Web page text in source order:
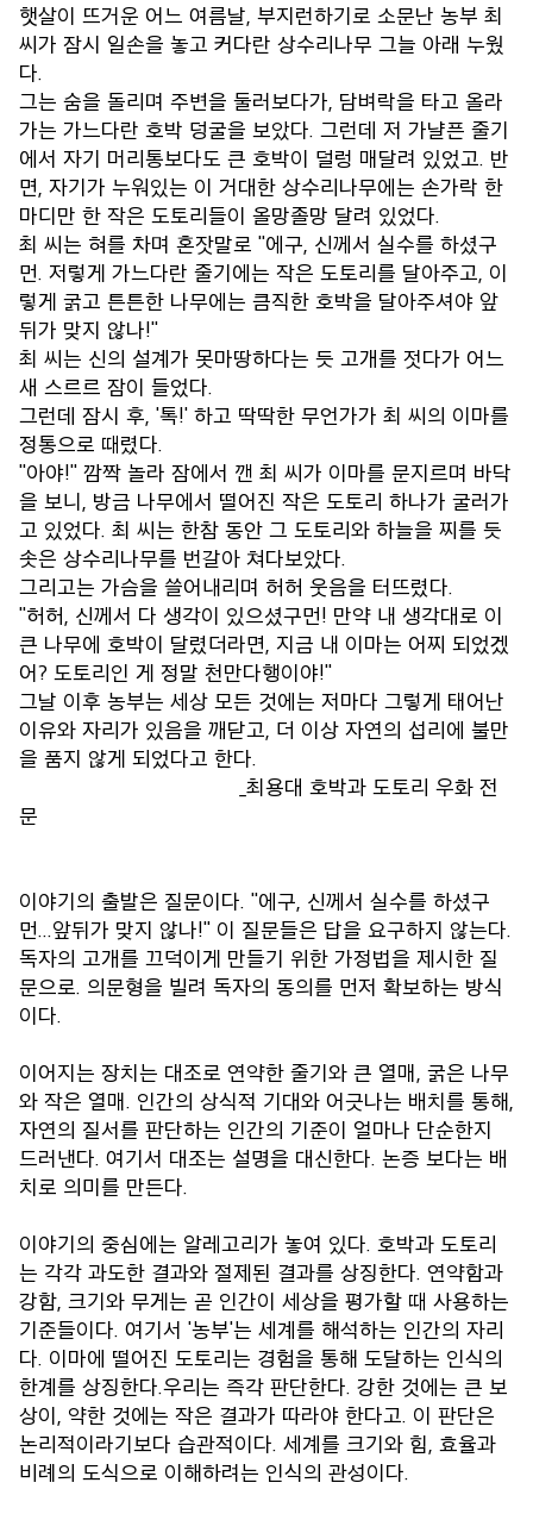
햇살이 뜨거운 어느 여름날, 부지런하기로 소문난 농부 최
씨가 잠시 일손을 놓고 커다란 상수리나무 그늘 아래 누웠
다.
그는 숨을 돌리며 주변을 둘러보다가, 담벼락을 타고 올라
가는 가느다란 호박 덩굴을 보았다. 그런데 저 가냘픈 줄기
에서 자기 머리통보다도 큰 호박이 덜렁 매달려 있었고. 반
면, 자기가 누워있는 이 거대한 상수리나무에는 손가락 한
마디만 한 작은 도토리들이 올망졸망 달려 있었다.
최 씨는 혀를 차며 혼잣말로 "에구, 신께서 실수를 하셨구
먼. 저렇게 가느다란 줄기에는 작은 도토리를 달아주고, 이
렇게 굵고 튼튼한 나무에는 큼직한 호박을 달아주셔야 앞
뒤가 맞지 않나!"
최 씨는 신의 설계가 못마땅하다는 듯 고개를 젓다가 어느
새 스르르 잠이 들었다.
그런데 잠시 후, '톡!' 하고 딱딱한 무언가가 최 씨의 이마를
정통으로 때렸다.
"아야!" 깜짝 놀라 잠에서 깬 최 씨가 이마를 문지르며 바닥
을 보니, 방금 나무에서 떨어진 작은 도토리 하나가 굴러가
고 있었다. 최 씨는 한참 동안 그 도토리와 하늘을 찌를 듯
솟은 상수리나무를 번갈아 쳐다보았다.
그리고는 가슴을 쓸어내리며 허허 웃음을 터뜨렸다.
"허허, 신께서 다 생각이 있으셨구먼! 만약 내 생각대로 이
큰 나무에 호박이 달렸더라면, 지금 내 이마는 어찌 되었겠
어? 도토리인 게 정말 천만다행이야!"
그날 이후 농부는 세상 모든 것에는 저마다 그렇게 태어난
이유와 자리가 있음을 깨닫고, 더 이상 자연의 섭리에 불만
을 품지 않게 되었다고 한다.
_최용대 호박과 도토리 우화 전
문
이야기의 출발은 질문이다. "에구, 신께서 실수를 하셨구
먼...앞뒤가 맞지 않나!" 이 질문들은 답을 요구하지 않는다.
독자의 고개를 끄덕이게 만들기 위한 가정법을 제시한 질
문으로. 의문형을 빌려 독자의 동의를 먼저 확보하는 방식
이다.
이어지는 장치는 대조로 연약한 줄기와 큰 열매, 굵은 나무
와 작은 열매. 인간의 상식적 기대와 어긋나는 배치를 통해,
자연의 질서를 판단하는 인간의 기준이 얼마나 단순한지
드러낸다. 여기서 대조는 설명을 대신한다. 논증 보다는 배
치로 의미를 만든다.
이야기의 중심에는 알레고리가 놓여 있다. 호박과 도토리
는 각각 과도한 결과와 절제된 결과를 상징한다. 연약함과
강함, 크기와 무게는 곧 인간이 세상을 평가할 때 사용하는
기준들이다. 여기서 '농부'는 세계를 해석하는 인간의 자리
다. 이마에 떨어진 도토리는 경험을 통해 도달하는 인식의
한계를 상징한다.우리는 즉각 판단한다. 강한 것에는 큰 보
상이, 약한 것에는 작은 결과가 따라야 한다고. 이 판단은
논리적이라기보다 습관적이다. 세계를 크기와 힘, 효율과
비례의 도식으로 이해하려는 인식의 관성이다.